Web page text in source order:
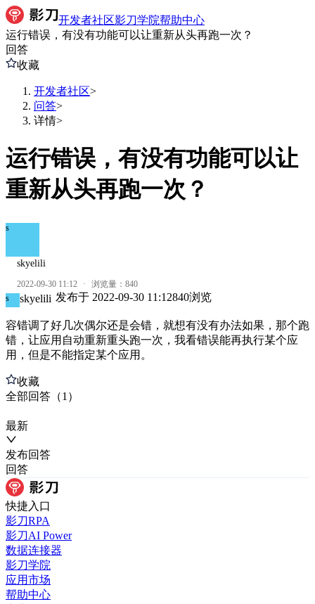
开发者社区影刀学院帮助中心
运行错误，有没有功能可以让重新从头再跑一次？
回答
收藏
开发者社区>
问答>
详情>
运行错误，有没有功能可以让
重新从头再跑一次？
s
skyelili
2022-09-30 11:12 · 浏览量： 840
s
skyelili 发布于 2022-09-30 11:12840浏览
容错调了好几次偶尔还是会错，就想有没有办法如果，那个跑
错，让应用自动重新重头跑一次，我看错误能再执行某个应
用，但是不能指定某个应用。
收藏
全部回答 （1 ）
最新
发布回答
回答
快捷入口
影刀RPA
影刀AI Power
数据连接器
影刀学院
应用市场
帮助中心